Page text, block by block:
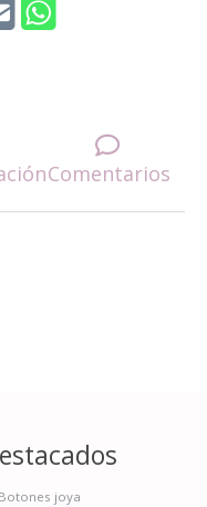
Comentarios
Botones joya